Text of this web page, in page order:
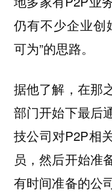
仍有不少企业创
可为”的思路。
据他了解，在那
部门开始下最后
技公司对P2P相
员，然后开始准
有时间准备的公